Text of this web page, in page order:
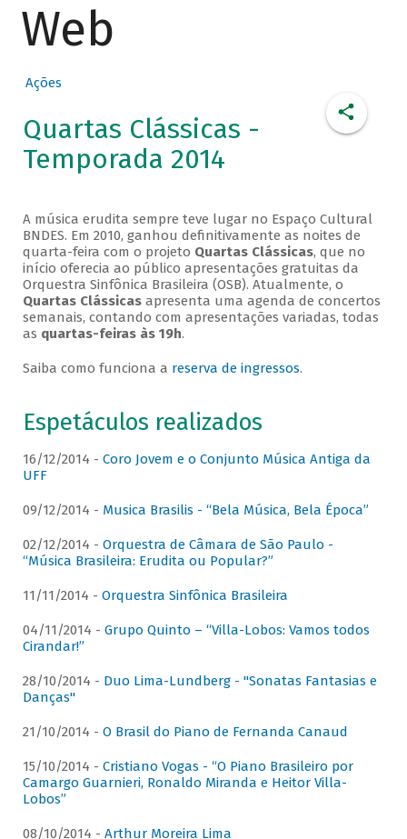
Web
Ações
Quartas Clássicas -
Temporada 2014
A música erudita sempre teve lugar no Espaço Cultural
BNDES. Em 2010, ganhou definitivamente as noites de
quarta-feira com o projeto Quartas Clássicas, que no
início oferecia ao público apresentações gratuitas da
Orquestra Sinfônica Brasileira (OSB). Atualmente, o
Quartas Clássicasapresenta uma agenda de concertos
semanais, contando com apresentações variadas, todas
as quartas-feiras às 19h.
Saiba como funciona a reserva de ingressos.
Espetáculos realizados
16/12/2014 - Coro Jovem e o Conjunto Música Antiga da
UFF
09/12/2014 - Musica Brasilis - “Bela Música, Bela Época”
02/12/2014 - Orquestra de Câmara de São Paulo -
“Música Brasileira: Erudita ou Popular?”
11/11/2014 - Orquestra Sinfônica Brasileira
04/11/2014 - Grupo Quinto – “Villa-Lobos: Vamos todos
Cirandar!”
28/10/2014 - Duo Lima-Lundberg - "Sonatas Fantasias e
Danças"
21/10/2014 - O Brasil do Piano de Fernanda Canaud
15/10/2014 - Cristiano Vogas - “O Piano Brasileiro por
Camargo Guarnieri, Ronaldo Miranda e Heitor Villa-
Lobos”
08/10/2014 - Arthur Moreira Lima